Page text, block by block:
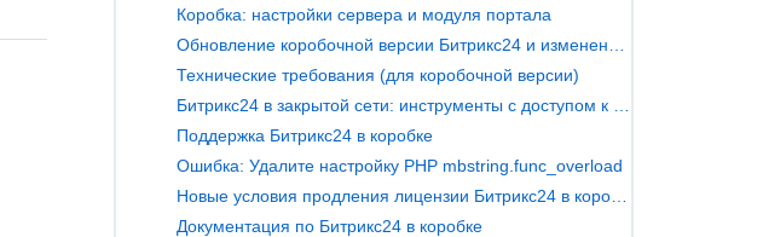
Коробка: настройки сервера и модуля портала
Технические требования (для коробочной версии)
Поддержка Битрикс24 в коробке
Ошибка: Удалите настройку PHP mbstring.func_overload
Документация по Битрикс24 в коробке